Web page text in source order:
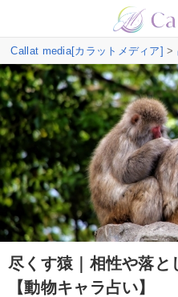
Callat media[カラットメディア] >
尽くす猿｜相性や落と
【動物キャラ占い】